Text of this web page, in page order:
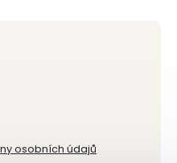
osobních údajů